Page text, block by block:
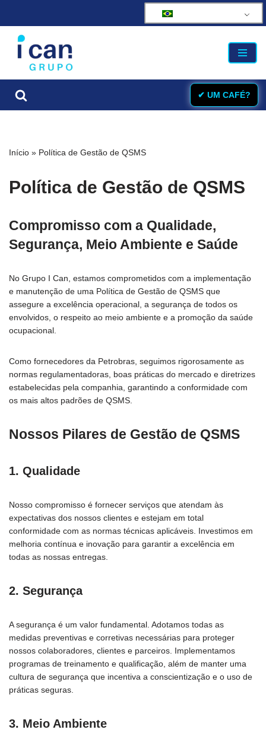
para
conteúdo
✔ UM CAFÉ?
Início » Política de Gestão de QSMS
Política de Gestão de QSMS
Compromisso com a Qualidade,
Segurança, Meio Ambiente e Saúde
No Grupo I Can, estamos comprometidos com a implementação
e manutenção de uma Política de Gestão de QSMS que
assegure a excelência operacional, a segurança de todos os
envolvidos, o respeito ao meio ambiente e a promoção da saúde
ocupacional.
Como fornecedores da Petrobras, seguimos rigorosamente as
normas regulamentadoras, boas práticas do mercado e diretrizes
estabelecidas pela companhia, garantindo a conformidade com
os mais altos padrões de QSMS.
Nossos Pilares de Gestão de QSMS
1. Qualidade
Nosso compromisso é fornecer serviços que atendam às
expectativas dos nossos clientes e estejam em total
conformidade com as normas técnicas aplicáveis. Investimos em
melhoria contínua e inovação para garantir a excelência em
todas as nossas entregas.
2. Segurança
A segurança é um valor fundamental. Adotamos todas as
medidas preventivas e corretivas necessárias para proteger
nossos colaboradores, clientes e parceiros. Implementamos
programas de treinamento e qualificação, além de manter uma
cultura de segurança que incentiva a conscientização e o uso de
práticas seguras.
3. Meio Ambiente